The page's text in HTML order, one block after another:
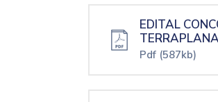
EDITAL
Pdf (587kb)